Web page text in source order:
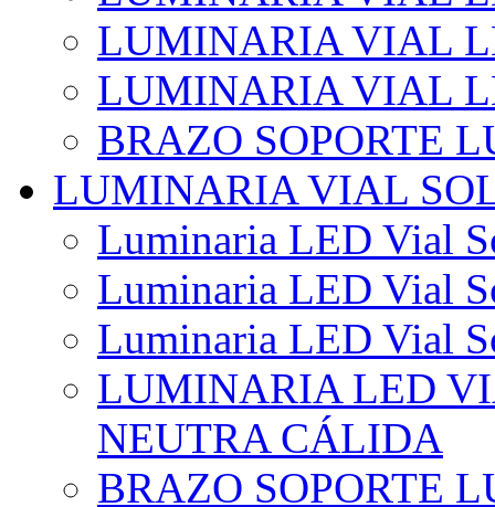
LUMINARIA VIAL
LUMINARIA VIAL
BRAZO SOPORTE
LUMINARIA VIAL
Luminaria LED Vial
Luminaria LED Vial
Luminaria LED Vial
LUMINARIA LED
NEUTRA CÁLIDA
BRAZO SOPORTE